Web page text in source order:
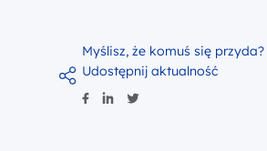
Myślisz, że komuś się przyda?
Udostępnij aktualność